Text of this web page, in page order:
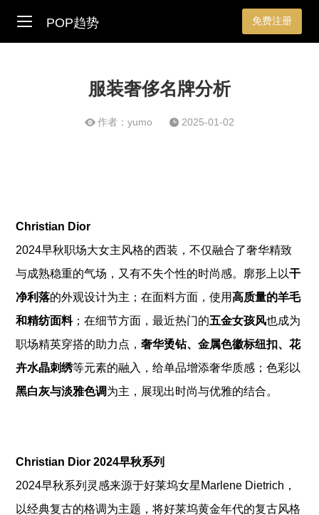
POP趋势 免费注册
服装奢侈名牌分析
作者：yumo 2025-01-02
Christian Dior
2024早秋职场大女主风格的西装，不仅融合了奢华精致
与成熟稳重的气场，又有不失个性的时尚感。廓形上以干
净利落的外观设计为主；在面料方面，使用高质量的羊毛
和精纺面料；在细节方面，最近热门的五金女孩风也成为
职场精英穿搭的助力点，奢华烫钻、金属色徽标纽扣、花
卉水晶刺绣等元素的融入，给单品增添奢华质感；色彩以
黑白灰与淡雅色调为主，展现出时尚与优雅的结合。
Christian Dior 2024早秋系列
2024早秋系列灵感来源于好莱坞女星Marlene Dietrich，
以经典复古的格调为主题，将好莱坞黄金年代的复古风格